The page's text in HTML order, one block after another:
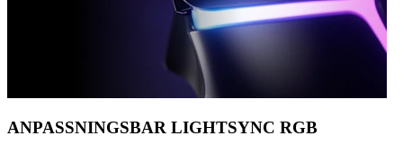
ANPASSNINGSBAR LIGHTSYNC RGB